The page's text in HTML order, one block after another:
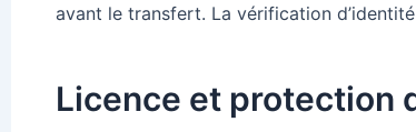
avant le transfert. La vérification
Licence et protection